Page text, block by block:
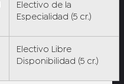
Electivo de la
Especialidad (5 cr.)
Electivo Libre
Disponibilidad (5 cr.)